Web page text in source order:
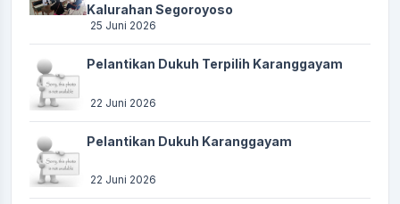
Kalurahan Segoroyoso
25 Juni 2026
Pelantikan Dukuh Terpilih Karanggayam
22 Juni 2026
Pelantikan Dukuh Karanggayam
22 Juni 2026